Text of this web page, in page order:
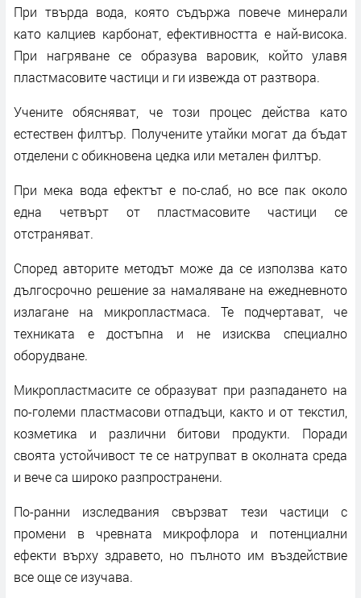
При твърда вода, която съдържа повече минерали
като калциев карбонат, ефективността е най-висока.
При нагряване се образува варовик, който улавя
пластмасовите частици и ги извежда от разтвора.
Учените обясняват, че този процес действа като
естествен филтър. Получените утайки могат да бъдат
отделени с обикновена цедка или метален филтър.
При мека вода ефектът е по-слаб, но все пак около
една четвърт от пластмасовите частици се
отстраняват.
Според авторите методът може да се използва като
дългосрочно решение за намаляване на ежедневното
излагане на микропластмаса. Те подчертават, че
техниката е достъпна и не изисква специално
оборудване.
Микропластмасите се образуват при разпадането на
по-големи пластмасови отпадъци, както и от текстил,
козметика и различни битови продукти. Поради
своята устойчивост те се натрупват в околната среда
и вече са широко разпространени.
По-ранни изследвания свързват тези частици с
промени в чревната микрофлора и потенциални
ефекти върху здравето, но пълното им въздействие
все още се изучава.